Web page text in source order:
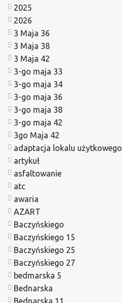
2025
2026
3 Maja 36
3 Maja 38
3 Maja 42
3-go maja 33
3-go maja 34
3-go maja 36
3-go maja 38
3-go maja 42
3go Maja 42
adaptacja lokalu użytkowego
artykuł
asfaltowanie
atc
awaria
AZART
Baczyńskiego
Baczyńskiego 15
Baczyńskiego 25
Baczyńskiego 27
bedmarska 5
Bednarska
Bednarska 11